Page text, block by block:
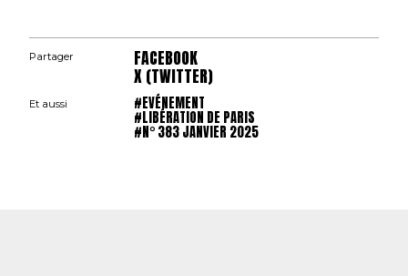
Partager FACEBOOK
X (TWITTER)
Et aussi #EVÉNEMENT
#LIBÉRATION DE PARIS
#N° 383 JANVIER 2025